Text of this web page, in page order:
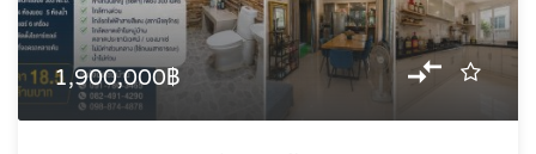
1,900,000฿